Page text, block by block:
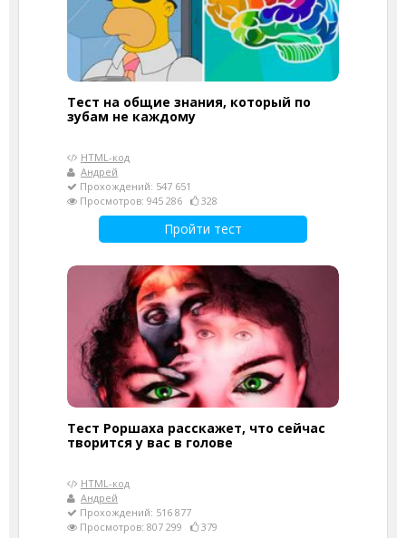
Тест на общие знания, который по
зубам не каждому
HTML-код
Андрей
Прохождений: 547 651
Просмотров: 945 286
328
Пройти тест
Тест Роршаха расскажет, что сейчас
творится у вас в голове
HTML-код
Андрей
Прохождений: 516 877
Просмотров: 807 299
379